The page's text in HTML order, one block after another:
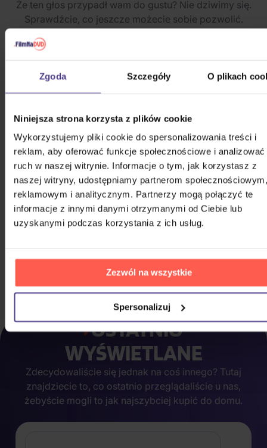
Zgoda Szczegóły O plikach
Niniejsza strona korzysta z plików cookie
Wykorzystujemy pliki cookie do spersonalizowania treści i
reklam, aby oferować funkcje społecznościowe i analizować
ruch w naszej witrynie. Informacje o tym, jak korzystasz z
naszej witryny, udostępniamy partnerom społecznościowym,
reklamowym i analitycznym. Partnerzy mogą połączyć te
informacje z innymi danymi otrzymanymi od Ciebie lub
uzyskanymi podczas korzystania z ich usług.
Zezwól na wszystkie
Spersonalizuj
Że ten głos przypadł wam do gustu? Nie dziwimy się.
Sprawdźcie, co jeszcze możecie sobie pozwolić.
165,50 zł
DO KOSZYKA
OSTATNIO
WYŚWIETLANE
Zdecydowaliście się jednak na coś innego? Tutaj
znajdziecie to, co ostatnio przeglądaliście u nas,
żebyście mogli to jak najszybciej kupić do domu.